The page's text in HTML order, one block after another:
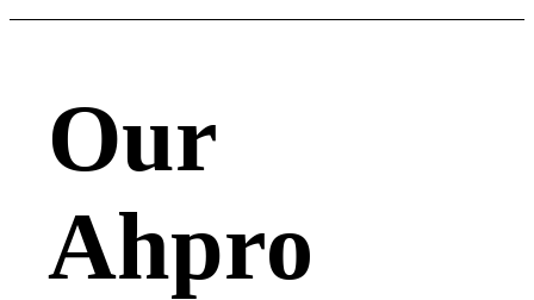
Our
Ahpro